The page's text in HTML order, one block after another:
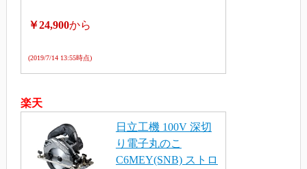
￥24,900から
(2019/7/14 13:55時点)
楽天
日立工機 100V 深切
り電子丸のこ
C6MEY(SNB) ストロ